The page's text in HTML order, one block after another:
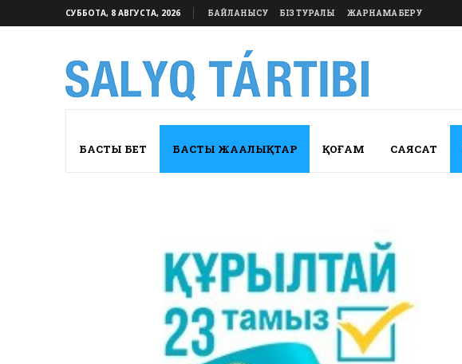
СУББОТА, 8 АВГУСТА, 2026 БАЙЛАНЫСУ БІЗ ТУРАЛЫ ЖАРНАМА БЕРУ
БАСТЫ БЕТ БАСТЫ ЖАҢАЛЫҚТАР ҚОҒАМ САЯСАТ